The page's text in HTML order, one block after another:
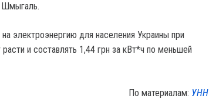
Шмыгаль.
электроэнергию для населения Украины при
и составлять 1,44 грн за кВт*ч по меньшей
По материалам: УНН